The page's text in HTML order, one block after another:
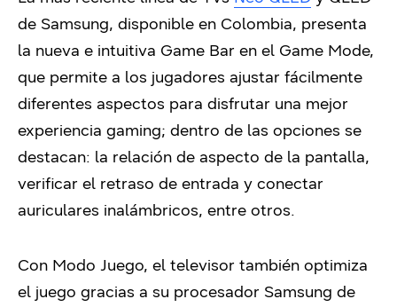
de Samsung, disponible en Colombia, presenta
la nueva e intuitiva Game Bar en el Game Mode,
que permite a los jugadores ajustar fácilmente
diferentes aspectos para disfrutar una mejor
experiencia gaming; dentro de las opciones se
destacan: la relación de aspecto de la pantalla,
verificar el retraso de entrada y conectar
auriculares inalámbricos, entre otros.
Con Modo Juego, el televisor también optimiza
el juego gracias a su procesador Samsung de